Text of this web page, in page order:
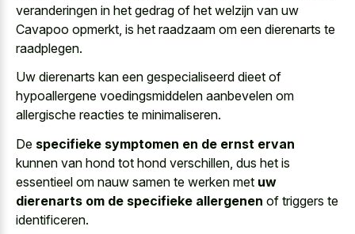
veranderingen in het gedrag of het welzijn van uw
Cavapoo opmerkt, is het raadzaam om een dierenarts te
raadplegen.
Uw dierenarts kan een gespecialiseerd dieet of
hypoallergene voedingsmiddelen aanbevelen om
allergische reacties te minimaliseren.
De specifieke symptomen en de ernst ervan
kunnen van hond tot hond verschillen, dus het is
essentieel om nauw samen te werken met uw
dierenarts om de specifieke allergenen of triggers te
identificeren.